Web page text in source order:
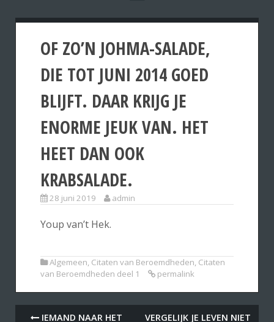
OF ZO’N JOHMA-SALADE,
DIE TOT JUNI 2014 GOED
BLIJFT. DAAR KRIJG JE
ENORME JEUK VAN. HET
HEET DAN OOK
KRABSALADE.
28 juni 2019 admin
Youp van’t Hek.
Algemeen, Citaten van Beroemdheden, Citaten
van Beroemdheden deel 1
permalink
IEMAND NAAR HET VERGELIJK JE LEVEN NIET